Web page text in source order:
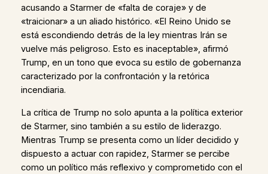
acusando a Starmer de «falta de coraje» y de
«traicionar» a un aliado histórico. «El Reino Unido se
está escondiendo detrás de la ley mientras Irán se
vuelve más peligroso. Esto es inaceptable», afirmó
Trump, en un tono que evoca su estilo de gobernanza
caracterizado por la confrontación y la retórica
incendiaria.
La crítica de Trump no solo apunta a la política exterior
de Starmer, sino también a su estilo de liderazgo.
Mientras Trump se presenta como un líder decidido y
dispuesto a actuar con rapidez, Starmer se percibe
como un político más reflexivo y comprometido con el